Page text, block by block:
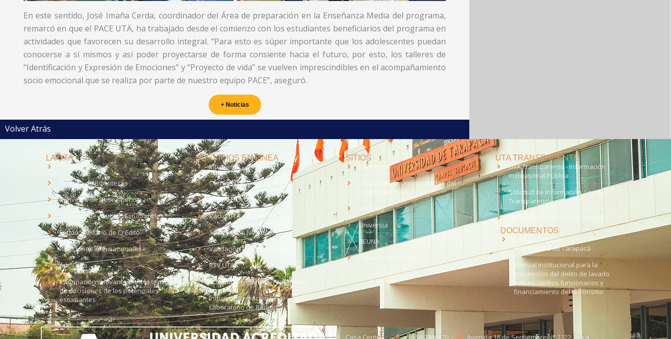
En este sentido, José Imaña Cerda, coordinador del Área de preparación en la Enseñanza Media del programa,
remarcó en que el PACE UTA, ha trabajado desde el comienzo con los estudiantes beneficiarios del programa en
actividades que favorecen su desarrollo integral. “Para esto es súper importante que los adolescentes puedan
conocerse a sí mismos y así poder proyectarse de forma consiente hacia el futuro, por esto, los talleres de
“Identificación y Expresión de Emociones” y “Proyecto de vida” se vuelven imprescindibles en el acompañamiento
socio emocional que se realiza por parte de nuestro equipo PACE”, aseguró.
+ Noticias
Volver Atrás
LA UTA
Sede Iquique
Sistema de Bibliotecas
Convenio de Desempeño
Dirección de Asuntos Estudiantiles
Fondo Solidario de Crédito
Relaciones Internacionales
Admisión
Información relevante para la toma
de decisiones de los potenciales
estudiantes
SERVICIOS EN LÍNEA
Intranet
Correo UTA
EUDEV UTAmed
Radio UTA - 95.9 FM en Arica
Trabaja con Nosotros
Validación de Documentos
RTV UTA
Solicitud de Planes y Programas
Índice de Radiación Solar -
Laboratorio de Radiación UV
SITIOS
Santander
Consorcio de Universidades del
Estado de Chile
Webpay
Universia
REUNA
UTA TRANSPARENTE
UTA Transparente - Información
Institucional Pública.
Solicitud de Información, Ley de
Transparencia
Ley del Lobby (En Actualización)
DOCUMENTOS
Código de Ética
Universidad de Tarapacá
Manual institucional para la
prevención del delito de lavado
activos, delitos funcionarios y
financiamiento del terrorismo
Casa Central +56 58 2386170 Avenida 18 de Septiembre N° 2222, Arica